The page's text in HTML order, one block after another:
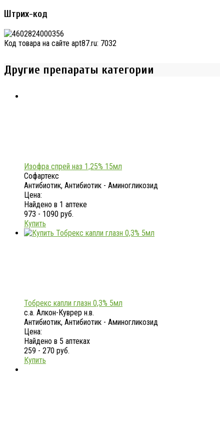
Штрих-код
Код товара на сайте apt87.ru: 7032
Другие препараты категории
Изофра спрей наз 1,25% 15мл
Софартекс
Антибиотик, Антибиотик - Аминогликозид
Цена:
Найдено в 1 аптеке
973 - 1090 руб.
Купить
Тобрекс капли глазн 0,3% 5мл
с.а. Алкон-Куврер н.в.
Антибиотик, Антибиотик - Аминогликозид
Цена:
Найдено в 5 аптеках
259 - 270 руб.
Купить